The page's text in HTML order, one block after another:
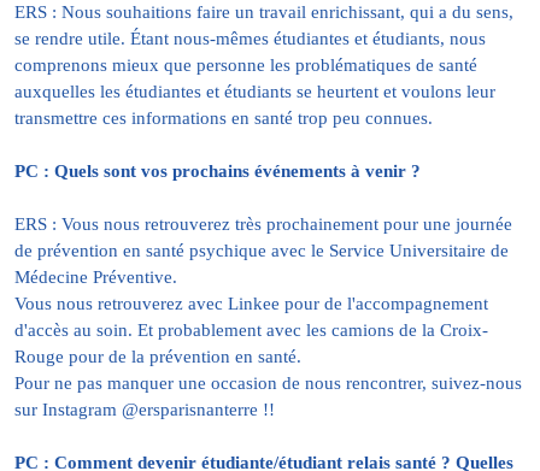
ERS : Nous souhaitions faire un travail enrichissant, qui a du sens,
se rendre utile. Étant nous-mêmes étudiantes et étudiants, nous
comprenons mieux que personne les problématiques de santé
auxquelles les étudiantes et étudiants se heurtent et voulons leur
transmettre ces informations en santé trop peu connues.
PC : Quels sont vos prochains événements à venir ?
ERS : Vous nous retrouverez très prochainement pour une journée
de prévention en santé psychique avec le Service Universitaire de
Médecine Préventive.
Vous nous retrouverez avec Linkee pour de l'accompagnement
d'accès au soin. Et probablement avec les camions de la Croix-
Rouge pour de la prévention en santé.
Pour ne pas manquer une occasion de nous rencontrer, suivez-nous
sur Instagram @ersparisnanterre !!
PC : Comment devenir étudiante/étudiant relais santé ? Quelles